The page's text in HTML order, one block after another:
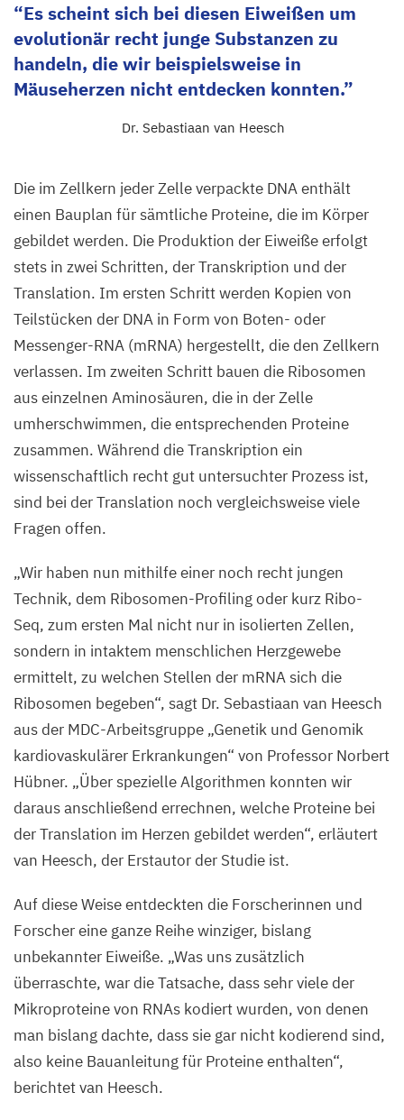
Es scheint sich bei diesen Eiweißen um
evolutionär recht junge Substanzen zu
handeln, die wir beispielsweise in
Mäuseherzen nicht entdecken konnten.
Dr. Sebastiaan van Heesch
Die im Zellkern jeder Zelle verpackte DNAenthält
einen Bauplan für sämtliche Proteine, die im Körper
gebildet werden. Die Produktion der Eiweiße erfolgt
stets in zwei Schritten, der Transkription und der
Translation. Im ersten Schritt werden Kopien von
Teilstücken der DNA in Form von Boten- oder
Messenger-RNA (mRNA) hergestellt, die den Zellkern
verlassen. Im zweiten Schritt bauen die Ribosomen
aus einzelnen Aminosäuren, die in der Zelle
umherschwimmen, die entsprechenden Proteine
zusammen. Während die Transkription ein
wissenschaftlich recht gut untersuchter Prozess ist,
sind bei der Translation noch vergleichsweise viele
Fragen offen.
„Wir haben nun mithilfe einer noch recht jungen
Technik, dem Ribosomen-Profiling oder kurz Ribo-
Seq, zum ersten Mal nicht nur in isolierten Zellen,
sondern in intaktem menschlichen Herzgewebe
ermittelt, zu welchen Stellen der mRNA sich die
Ribosomen begeben“, sagt Dr. Sebastiaan van Heesch
aus der MDC-Arbeitsgruppe „Genetik und Genomik
kardiovaskulärer Erkrankungen“ von Professor Norbert
Hübner. „Über spezielle Algorithmen konnten wir
daraus anschließend errechnen, welche Proteine bei
der Translation im Herzen gebildet werden“, erläutert
van Heesch, der Erstautor der Studie ist.
Auf diese Weise entdeckten die Forscherinnen und
Forscher eine ganze Reihe winziger, bislang
unbekannter Eiweiße. „Was uns zusätzlich
überraschte, war die Tatsache, dass sehr viele der
Mikroproteine von RNAs kodiert wurden, von denen
man bislang dachte, dass sie gar nicht kodierend sind,
also keine Bauanleitung für Proteine enthalten“,
berichtet van Heesch.